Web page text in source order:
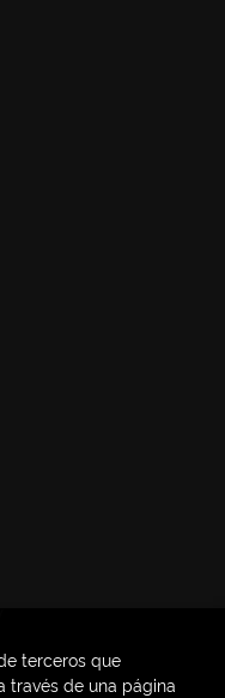
terceros que
través de una página